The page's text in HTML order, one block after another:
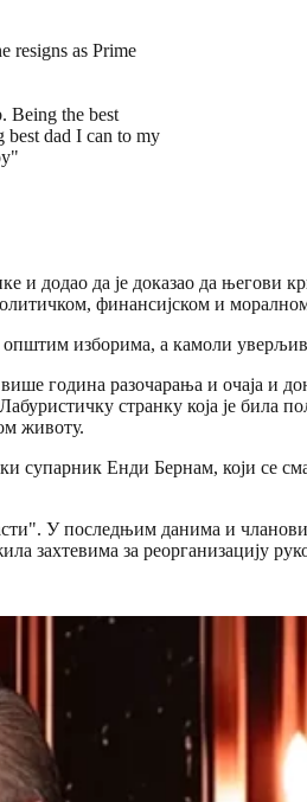
resigns as Prime
Being the best
best dad I can to my
и додао да је доказао да његови
финансијском и
изборима, а камоли
година разочарања и очаја и
странку која је била
животу.
супарник Енди Бернам, који се
У последњим данима и
захтевима за реорганизацију